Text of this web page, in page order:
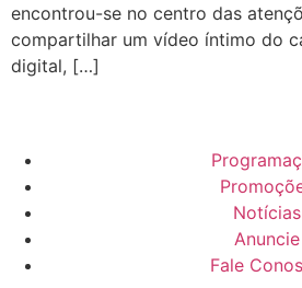
encontrou-se no centro das
compartilhar um vídeo íntimo do
digital, […]
Notícias
Anuncie
Fale